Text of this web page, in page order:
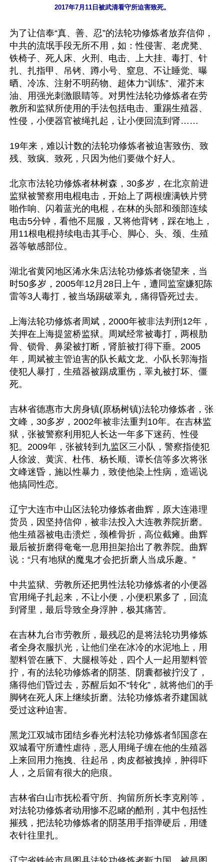
2017年7月11日被武清看守所迫害致死。
为了让信奉“真、善、忍”的法轮功修炼者放弃信仰，
中共的流氓手段无所不用，如：性侵害、老虎凳、
铁椅子、死人床、火刑、电击、上大挂、毒打、针
扎、扎指甲、吊铐、蹲小号、窒息、不让睡觉、曝
晒、冷冻、注射不明药物、超体力“训练”、灌芥末
油、用强光刺激眼睛等。对男性法轮功修炼者在劳
教所和监狱所使用的手法包括电击、重踢生殖器、
性侵，小便器官被绳扎起，让小便回流到肾……
19年来，难以计数的法轮功修炼者被迫害致伤、致
残、致疯、致死，只因为他们要做个好人。
北京市法轮功修炼者林树森，30多岁，在北京前进
监狱被警察用电棍电击，开始上了两根缠满铁片劈
啪作响、闪着蓝光的电棍，在林的头部和颈部连续
电击5分钟，看他不屈服，又将他背铐，踩在地上，
用11根电棍持续电击其手心、脚心、头、颈、生殖
器等敏感部位。
湖北省黄冈地区浠水朱店法轮功修炼者饶望来，当
时50多岁，2005年12月28日上午，遭同监室嫌犯陈
雷等3人毒打，被当场踢破睪丸，痛得昏死过去。
上海法轮功修炼者周斌，2000年被非法判刑12年，
关押在上海提篮桥监狱。周斌经常被毒打，两根肋
骨、锁骨、鼻梁被打断，肾脏被打得下垂。2005
年，周斌被主管迫害的队长戴文龙、小队长郭海指
使犯人暴打，生殖器被踢成重伤，睪丸被打坏、僵
死。
吉林省德惠市大房身镇(原杨树镇)法轮功修炼者，张
文峰，30多岁，2002年被非法重判10年。在吉林监
狱，张被警察利用犯人长达一年多下迷药、性侵
犯。2009年，张被转到九监区三小队，警察指使犯
人徐波、黄滨、杜伟、杨长顺、谭长信等多次将张
文峰迷昏，施以性暴力，致使他染上性病，造谣说
他搞同性恋。
辽宁大连市中山区法轮功修炼者曲辉，原大连港理
货员，因坚持信仰，被非法投入大连教养院折磨。
他生殖器被电击溃烂，颈椎骨折，高位截瘫。曲辉
最后被折磨得奄奄一息用担架抬出了教养院。曲辉
说：“只有地狱的魔鬼才会把折磨人当成乐趣。”
中共监狱、劳教所还把男性法轮功修炼者的小便器
官用绳子扎起来，不让小便，小便积累多了，回流
到肾里，最后导致全身浮肿，极其痛苦。
在吉林九台市劳教所，最残忍的是将法轮功男修炼
者全身衣服扒光，让他们坐在冰冷的水泥地上，用
塑料管在腋下、大腿根等处，四个人一起用塑料管
拧，有的法轮功修炼者的阴茎、阴囊都被拧没了，
痛得他们昏过去，苏醒后如不“转化”，就将他们的手
脚铐在死人床上继续折磨。法轮功修炼者乔建国就
受过这种迫害。
黑龙江双城市团结乡春光村法轮功修炼者邹国彦在
双城看守所遭性虐待，恶人用绳子缠在他的生殖器
上来回用力拖拽、往起吊，肉皮都被拽掉，肿得吓
人，之后留有很大的疤痕。
吉林省白山市抚松看守所、拘留所所长李克刚等，
对法轮功修炼者动用惨不忍睹的酷刑，其中包括性
摧残，把法轮功修炼者的阴茎用手指弹硬后，用缝
衣针往里扎。